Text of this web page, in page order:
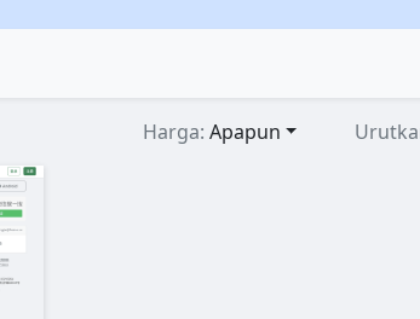
Harga: Apapun